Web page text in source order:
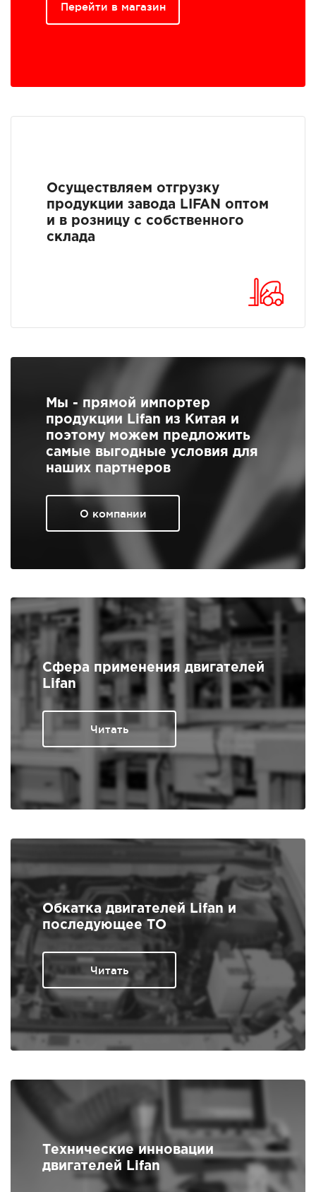
Перейти в магазин
Осуществляем отгрузку
продукции завода LIFAN оптом
и в розницу с собственного
склада
Мы - прямой импортер
продукции Lifan из Китая и
поэтому можем предложить
самые выгодные условия для
наших партнеров
О компании
Сфера применения двигателей
Lifan
Читать
Обкатка двигателей Lifan и
последующее ТО
Читать
Технические инновации
двигателей Lifan